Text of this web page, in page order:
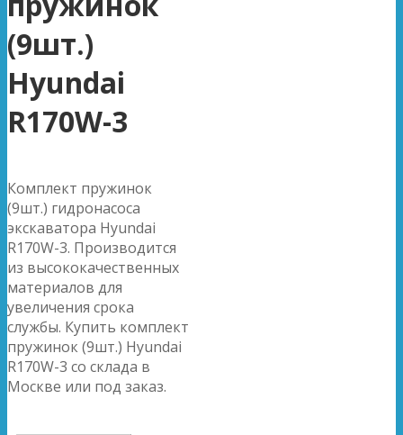
(9шт.)
Hyundai
R170W-3
Комплект пружинок
(9шт.) гидронасоса
экскаватора Hyundai
R170W-3. Производится
из высококачественных
материалов для
увеличения срока
службы. Купить комплект
пружинок (9шт.) Hyundai
R170W-3 со склада в
Москве или под заказ.